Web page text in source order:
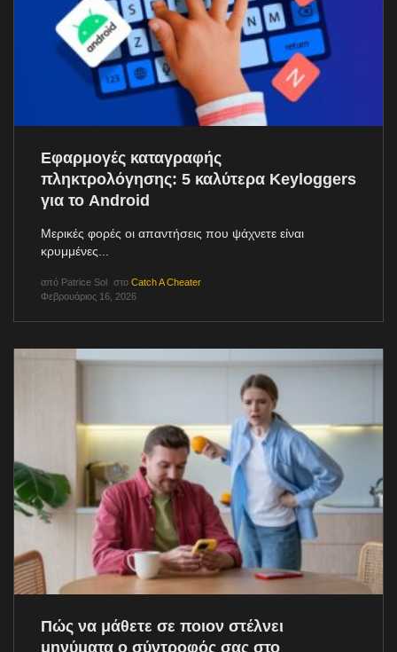
Εφαρμογές καταγραφής
πληκτρολόγησης: 5 καλύτερα Keyloggers
για το Android
Μερικές φορές οι απαντήσεις που ψάχνετε είναι
κρυμμένες...
από Patrice Sol στο Catch A Cheater
Φεβρουάριος 16, 2026
Πώς να μάθετε σε ποιον στέλνει
μηνύματα ο σύντροφός σας στο